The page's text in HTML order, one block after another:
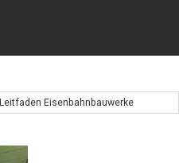
Leitfaden Eisenbahnbauwerke